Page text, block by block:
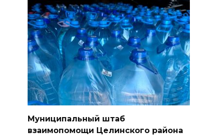
Муниципальный штаб
взаимопомощи Целинского района